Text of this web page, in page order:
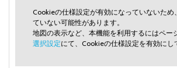
Cookieの仕様設定が有効になっていないため
ていない可能性があります。
地図の表示など、本機能を利用するにはペー
選択設定にて、Cookieの仕様設定を有効にし